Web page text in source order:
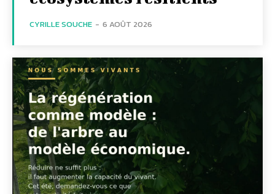
CYRILLE SOUCHE - 6 AOÛT 2026